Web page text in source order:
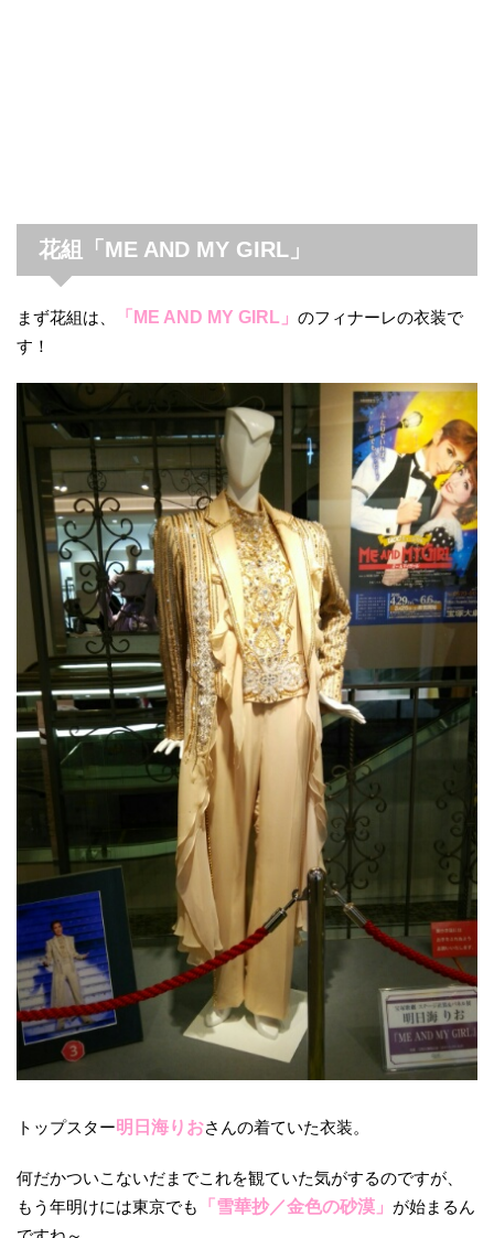
花組「ME AND MY GIRL」
まず花組は、 「ME AND MY GIRL」 のフィナーレの衣装で
す！
トップスター明日海りおさんの着ていた衣装。
何だかついこないだまでこれを観ていた気がするのですが、
もう年明けには東京でも
「雪華抄／金色の砂漠」 が始まるん